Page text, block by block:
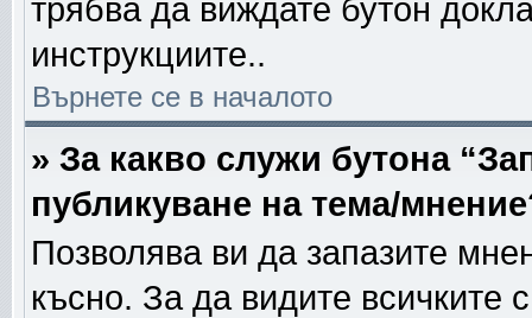
трябва да виждате бутон
инструкциите..
Върнете се в началото
» За какво служи бутона
публикуване на тема/
Позволява ви да запазите
късно. За да видите всичките